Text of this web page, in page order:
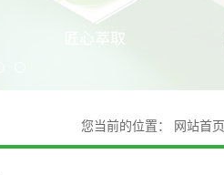
您当前的位置： 网站首页